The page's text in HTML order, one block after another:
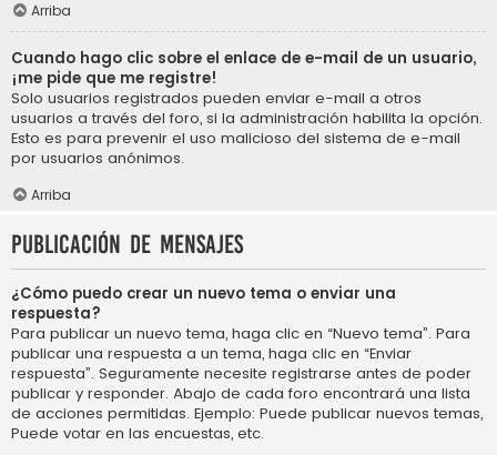
Arriba
Cuando hago clic sobre el enlace de e-mail de un usuario,
¡me pide que me registre!
Solo usuarios registrados pueden enviar e-mail a otros
usuarios a través del foro, si la administración habilita la opción.
Esto es para prevenir el uso malicioso del sistema de e-mail
por usuarios anónimos.
Arriba
Publicación de mensajes
¿Cómo puedo crear un nuevo tema o enviar una
respuesta?
Para publicar un nuevo tema, haga clic en “Nuevo tema”. Para
publicar una respuesta a un tema, haga clic en “Enviar
respuesta”. Seguramente necesite registrarse antes de poder
publicar y responder. Abajo de cada foro encontrará una lista
de acciones permitidas. Ejemplo: Puede publicar nuevos temas,
Puede votar en las encuestas, etc.